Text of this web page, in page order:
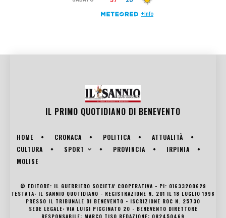
IL PRIMO QUOTIDIANO DI BENEVENTO
HOME CRONACA POLITICA
ATTUALITÀ
CULTURA
SPORT PROVINCIA
IRPINIA
MOLISE
© EDITORE: IL GUERRIERO SOCIETA' COOPERATIVA - PI: 01633200629
TESTATA: IL SANNIO QUOTIDIANO - REGISTRAZIONE N. 201 IL 18 LUGLIO 1996
PRESSO IL TRIBUNALE DI BENEVENTO - ISCRIZIONE ROC N. 25730
SEDE LEGALE: VIA LUIGI PICCINATO 20 - BENEVENTO DIRETTORE
RESPONSABILE: MARCO TISO REDAZIONE: 082450469